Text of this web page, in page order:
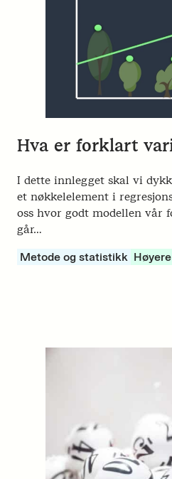
Hva er forklart
I dette innlegget skal vi
et nøkkelelement i
oss hvor godt modellen vår
går…
Metode og statistikk